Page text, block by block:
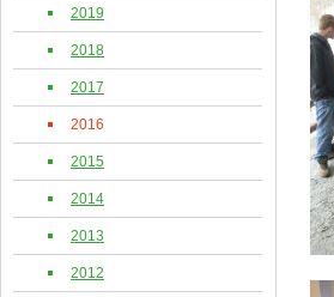
2019
2018
2017
2016
2015
2014
2013
2012